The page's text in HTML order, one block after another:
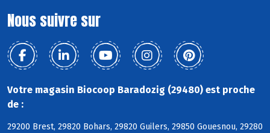
Nous suivre sur
Votre magasin Biocoop Baradozig (29480) est proche
de :
29200 Brest, 29820 Bohars, 29820 Guilers, 29850 Gouesnou, 29280